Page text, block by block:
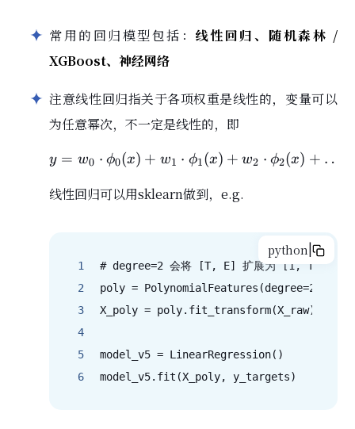
常用的回归模型包括： 线性回归、随机森林 /
XGBoost、神经网络
注意线性回归指关于各项权重是线性的，变量可以
为任意幂次，不一定是线性的，即
y = w_0 \cdot
y = w0 ⋅ ϕ0(x) + w1 ⋅ ϕ1(x) + w2 ⋅ ϕ2(x) + …
线性回归可以用sklearn做到，e.g.
python|
1
2
3
4
5
6
# degree=2 会将 [T, E] 扩展为 [1, T, E,
poly = PolynomialFeatures(degree=2
X_poly = poly.fit_transform(X_raw)
model_v5 = LinearRegression()
model_v5.fit(X_poly, y_targets)